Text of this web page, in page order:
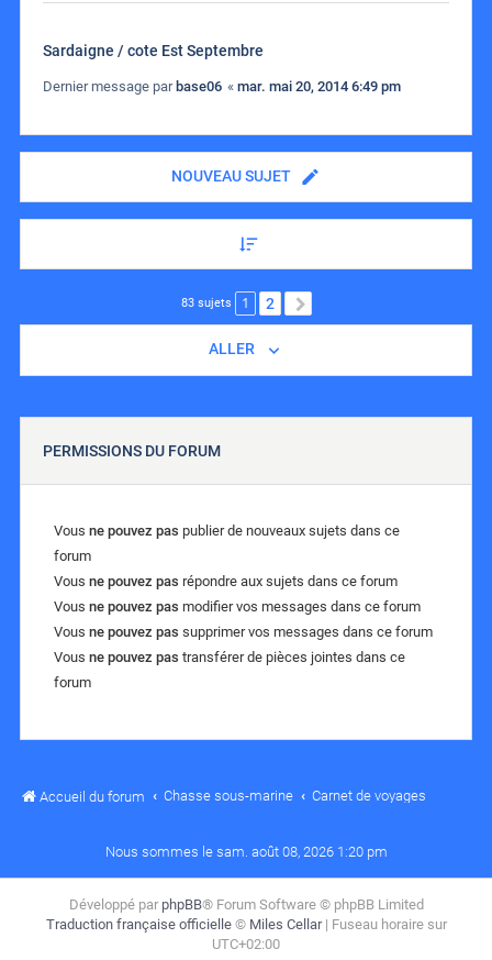
Sardaigne / cote Est Septembre
Dernier message parbase06 « mar. mai 20, 2014 6:49 pm
NOUVEAU SUJET
83 sujets 1 2
ALLER
PERMISSIONS DU FORUM
Vous ne pouvez pas publier de nouveaux sujets dans ce
forum
Vous ne pouvez pas répondre aux sujets dans ce forum
Vous ne pouvez pas modifier vos messages dans ce forum
Vous ne pouvez pas supprimer vos messages dans ce forum
Vous ne pouvez pas transférer de pièces jointes dans ce
forum
Accueil du forum Chasse sous-marine Carnet de voyages
Nous sommes le sam. août 08, 2026 1:20 pm
Développé par phpBB® Forum Software © phpBB Limited
Traduction française officielle© Miles Cellar | Fuseau horaire sur
UTC+02:00